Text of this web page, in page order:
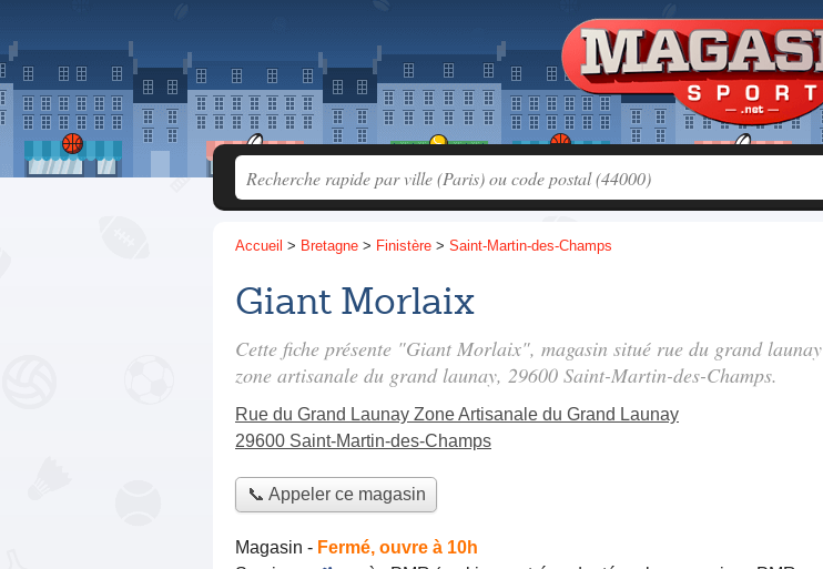
Accueil > Bretagne > Finistère > Saint-Martin-des-Champs
Giant Morlaix
Cette fiche présente "Giant Morlaix", magasin situé rue du grand launay
zone artisanale du grand launay, 29600 Saint-Martin-des-Champs.
Rue du Grand Launay Zone Artisanale du Grand Launay
29600 Saint-Martin-des-Champs
📞 Appeler ce magasin
Magasin - Fermé, ouvre à 10h